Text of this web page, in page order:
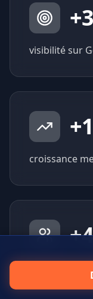
+
visibilité sur
+
croissance
+